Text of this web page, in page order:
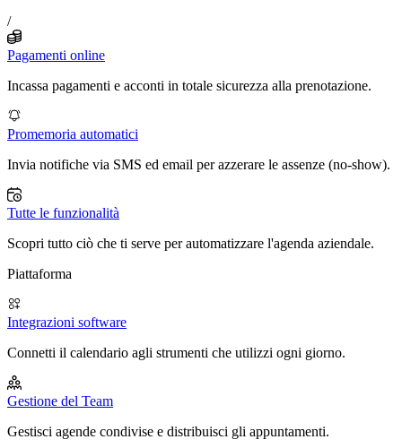
/
Pagamenti online
Incassa pagamenti e acconti in totale sicurezza alla prenotazione.
Promemoria automatici
Invia notifiche via SMS ed email per azzerare le assenze (no-show).
Tutte le funzionalità
Scopri tutto ciò che ti serve per automatizzare l'agenda aziendale.
Piattaforma
Integrazioni software
Connetti il calendario agli strumenti che utilizzi ogni giorno.
Gestione del Team
Gestisci agende condivise e distribuisci gli appuntamenti.